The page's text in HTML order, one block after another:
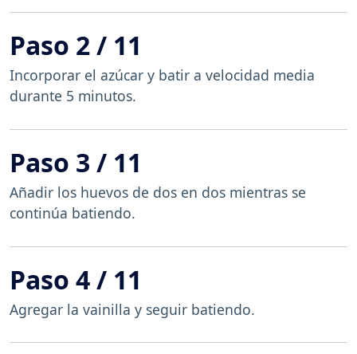
Paso 2 / 11
Incorporar el azúcar y batir a velocidad media
durante 5 minutos.
Paso 3 / 11
Añadir los huevos de dos en dos mientras se
continúa batiendo.
Paso 4 / 11
Agregar la vainilla y seguir batiendo.